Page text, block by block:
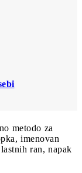
metodo za
imenovan
ran, napak